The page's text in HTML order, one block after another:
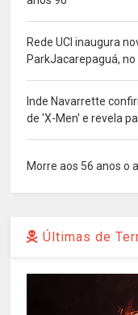
Rede UCI inaugura
ParkJacarepaguá,
Inde Navarrette
de 'X-Men' e revela
Morre aos 56 anos o
Últimas de